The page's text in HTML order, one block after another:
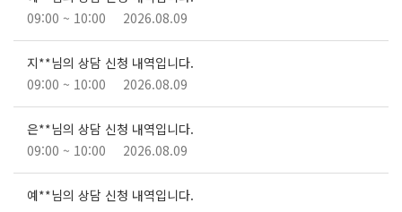
09:00 ~ 10:00
2026.08.09
지**님의 상담 신청 내역입니다.
09:00 ~ 10:00
2026.08.09
은**님의 상담 신청 내역입니다.
09:00 ~ 10:00
2026.08.09
예**님의 상담 신청 내역입니다.